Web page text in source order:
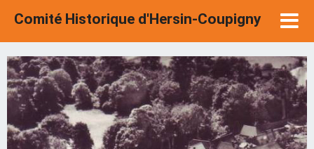
Comité Historique d'Hersin-Coupigny